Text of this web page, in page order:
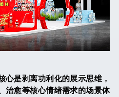
心是剥离功利化的展示思维，
治愈等核心情绪需求的场景体